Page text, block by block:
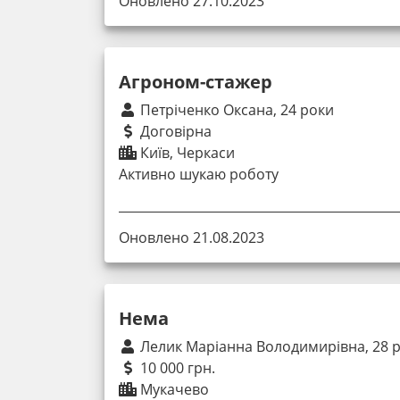
Агроном-стажер
Петріченко Оксана, 24 роки
Договірна
Київ, Черкаси
Активно шукаю роботу
Оновлено 21.08.2023
Нема
Лелик Маріанна Володимирівна, 28
10 000 грн.
Мукачево